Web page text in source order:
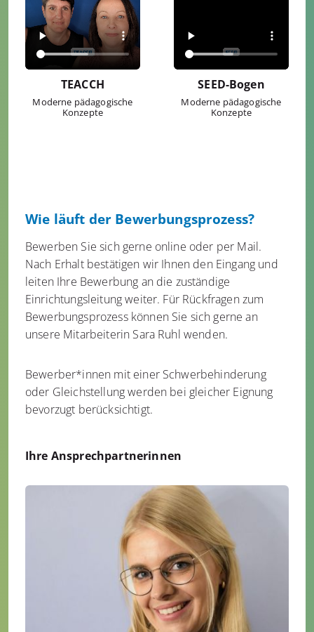
TEACCH
Moderne pädagogische
Konzepte
SEED-Bogen
Moderne pädagogische
Konzepte
Wie läuft der Bewerbungsprozess?
Bewerben Sie sich gerne online oder per Mail.
Nach Erhalt bestätigen wir Ihnen den Eingang und
leiten Ihre Bewerbung an die zuständige
Einrichtungsleitung weiter. Für Rückfragen zum
Bewerbungsprozess können Sie sich gerne an
unsere Mitarbeiterin Sara Ruhl wenden.
Bewerber*innen mit einer Schwerbehinderung
oder Gleichstellung werden bei gleicher Eignung
bevorzugt berücksichtigt.
Ihre Ansprechpartnerinnen